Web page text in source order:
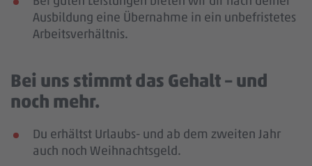
Ausbildung eine Übernahme in ein unbefristetes
Arbeitsverhältnis.
Bei uns stimmt das Gehalt – und
noch mehr.
Du erhältst Urlaubs- und ab dem zweiten Jahr
auch noch Weihnachtsgeld.